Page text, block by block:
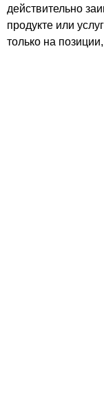
действительно
продукте или
только на